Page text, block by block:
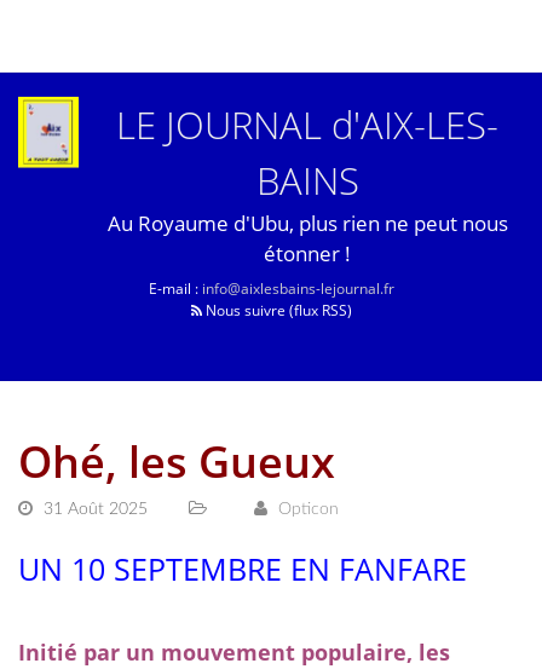
LE JOURNAL d'AIX-LES-
BAINS
Au Royaume d'Ubu, plus rien ne peut nous
étonner !
E-mail : info@aixlesbains-lejournal.fr
Nous suivre (flux RSS)
Ohé, les Gueux
31 Août 2025 Opticon
UN 10 SEPTEMBRE EN FANFARE
Initié par un mouvement populaire, les